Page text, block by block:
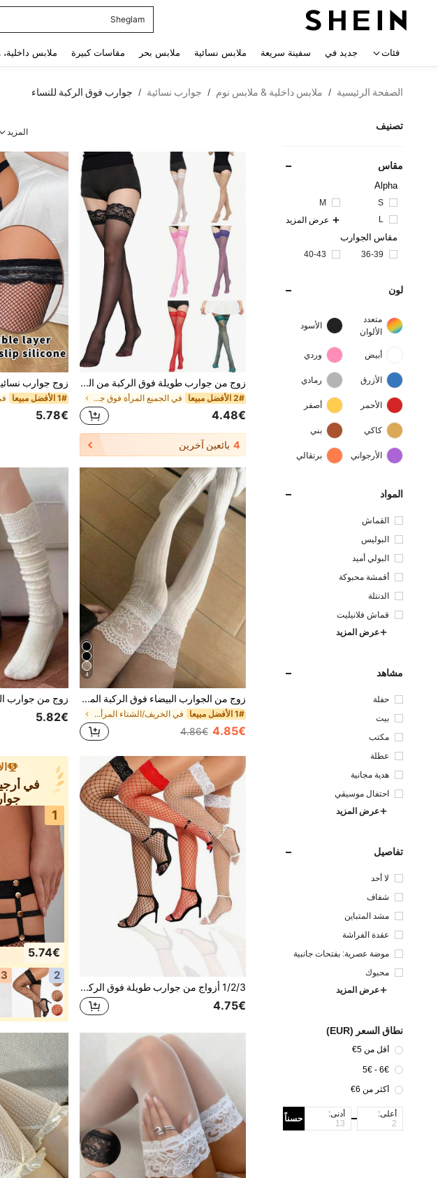
Sheglam
فئات جديد في سفينة سريعة ملابس نسائية ملابس بحر مقاسات كبيرة ملابس
الصفحة الرئيسية / ملابس داخلية & ملابس نوم / جوارب نسائية / جوارب فوق الركبة للنساء
تصنيف
مقاس
Alpha
S
M
L
عرض المزيد
مقاس الجوارب
36-39
40-43
لون
متعدد
الألوان
الأسود
أبيض وردي
الأزرق رمادي
الأحمر أصفر
كاكي بني
الأرجواني برتقالي
المواد
القماش
البوليس
تر
البولي أميد
أقمشة محبوكة
الدنتلة
قماش فلانيليت
عرض المزيد
مشاهد
حفلة
بيت
مكتب
عطلة
هدية مجانية
احتفال موسيقي
عرض المزيد
تفاصيل
لا أحد
شفاف
مشد المتباين
عقدة الفراشة
موضة عصرية: بفتحات جانبية
محبوك
عرض المزيد
نطاق السعر (EUR)
أقل من 5€
6€ - 5€
أكثر من 6€
أعلى: أدنى: حسناً
المزيد
زوج من جوارب طويلة فوق الركبة من الدانتيل الأحمر الجذاب للنساء، جوارب طويلة فوق الركبة باللون الأسود، جوارب للسيدات، مناسبة للارتداء اليومي، المواعيد، الحفلات، عيد الميلاد، هالوين، عيد الحب وغيرها من المناسبات، هدية للنساء، طراز Y2K
2# الأفضل مبيعا في الجميع المرأة فوق جوارب الركبة
4.48€
4 بائعين آخرين
1# الأفضل مبيعا
5.78€
4
زوج من الجوارب البيضاء فوق الركبة المريحة مع تطريز دانتيل للنساء (مناسب لمن يقل وزنهن عن 60 كجم)، للارتداء اليومي المتعدد الاستخدامات
1# الأفضل مبيعا في الخريف/الشتاء المرأة فوق جوارب الركبة
4.85€
4.86€
5.82€
1/2/3 أزواج من جوارب طويلة فوق الركبة للنساء، جوارب شبكية، جوارب طويلة شبكية مفرغة، هدية عيد الميلاد
4.75€
في
1
5.74€
2
3